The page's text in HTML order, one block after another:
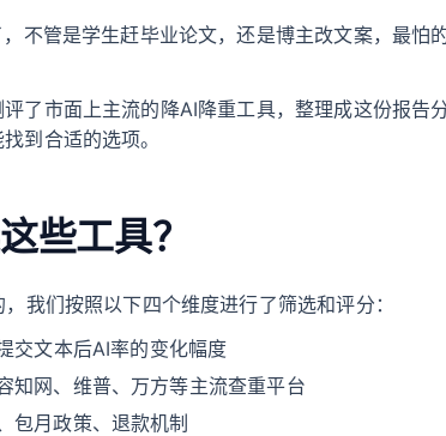
不管是学生赶毕业论文，还是博主改文案，最怕
了市面上主流的降AI降重工具，整理成这份报告
到合适的选项。
些工具？
我们按照以下四个维度进行了筛选和评分：
交文本后AI率的变化幅度
知网、维普、万方等主流查重平台
包月政策、退款机制